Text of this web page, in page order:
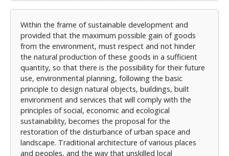
χαρακτηριστεί ως ιδιαίτερα ενεργοβόρα. Μια από τις
μεθόδους που εφαρμόστηκε στην παραδοσιακή
αρχιτεκτονική είναι η κατασκευή διπλού κελύφους,
τεχνική η οποία κερδίζει όλο και περισσότερο
έδαφος τα τελευταία χρόνια, παρουσιάζοντας θετικά
αποτελέσματα στην εξοικονόμηση ενέργειας στα
κτίρια, με συνεισφορά στη θερμομόνωση, στην
ηλιοπροστασία και την ανεμοπροστασία του κυρίως
κελύφους, αλλά και την ηχομόνωση. Η παρούσα
Διπλωματική Εργασία, η οποία αποτελείται από δυο
τμήματα, θα εξετάσει την αποτελεσματικότητα της πιο
πάνω τεχνικής, κυρίως σε σχέση με τη συνεισφορά
Within the frame of sustainable development and
provided that the maximum possible gain of goods
from the environment, must respect and not hinder
the natural production of these goods in a sufficient
quantity, so that there is the possibility for their future
use, environmental planning, following the basic
principle to design natural objects, buildings, built
environment and services that will comply with the
principles of social, economic and ecological
sustainability, becomes the proposal for the
restoration of the disturbance of urban space and
landscape. Traditional architecture of various places
and peoples, and the way that unskilled local